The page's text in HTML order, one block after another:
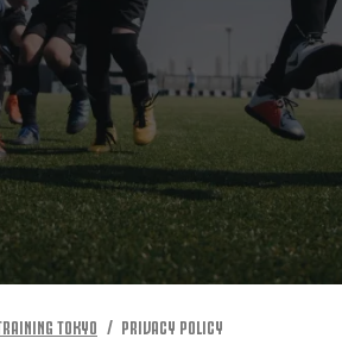
っと
TOKYO PRIVACY POLICY